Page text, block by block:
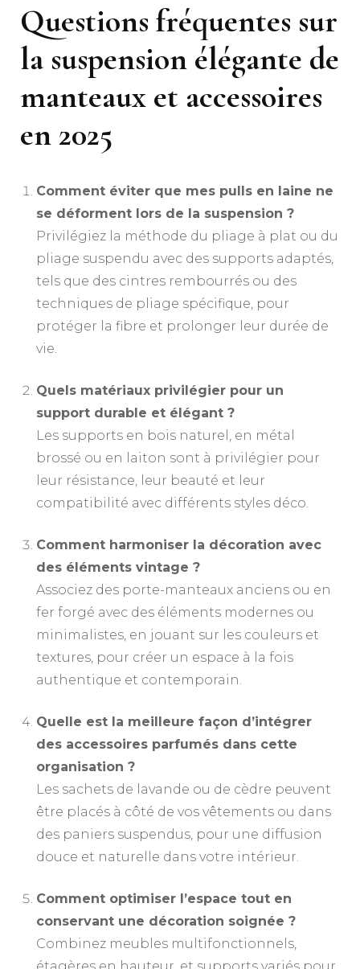
Questions fréquentes sur
la suspension élégante de
manteaux et accessoires
en 2025
Comment éviter que mes pulls en laine ne
se déforment lors de la suspension ?
Privilégiez la méthode du pliage à plat ou du
pliage suspendu avec des supports adaptés,
tels que des cintres rembourrés ou des
techniques de pliage spécifique, pour
protéger la fibre et prolonger leur durée de
vie.
Quels matériaux privilégier pour un
support durable et élégant ?
Les supports en bois naturel, en métal
brossé ou en laiton sont à privilégier pour
leur résistance, leur beauté et leur
compatibilité avec différents styles déco.
Comment harmoniser la décoration avec
des éléments vintage ?
Associez des porte-manteaux anciens ou en
fer forgé avec des éléments modernes ou
minimalistes, en jouant sur les couleurs et
textures, pour créer un espace à la fois
authentique et contemporain.
Quelle est la meilleure façon d’intégrer
des accessoires parfumés dans cette
organisation ?
Les sachets de lavande ou de cèdre peuvent
être placés à côté de vos vêtements ou dans
des paniers suspendus, pour une diffusion
douce et naturelle dans votre intérieur.
Comment optimiser l’espace tout en
conservant une décoration soignée ?
Combinez meubles multifonctionnels,